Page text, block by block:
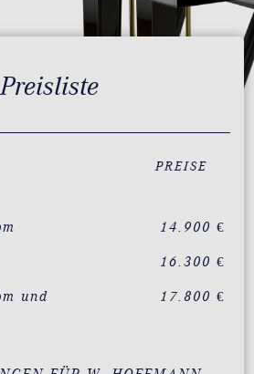
Preisliste
PREISE
14.900 €
16.300 €
und
17.800 €